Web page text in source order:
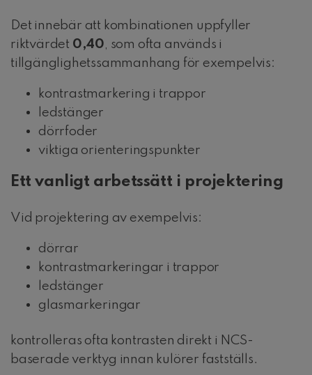
Det innebär att kombinationen uppfyller
riktvärdet 0,40 , som ofta används i
tillgänglighetssammanhang för exempelvis:
kontrastmarkering i trappor
ledstänger
dörrfoder
viktiga orienteringspunkter
Ett vanligt arbetssätt i projektering
Vid projektering av exempelvis:
dörrar
kontrastmarkeringar i trappor
ledstänger
glasmarkeringar
kontrolleras ofta kontrasten direkt i NCS-
baserade verktyg innan kulörer fastställs.